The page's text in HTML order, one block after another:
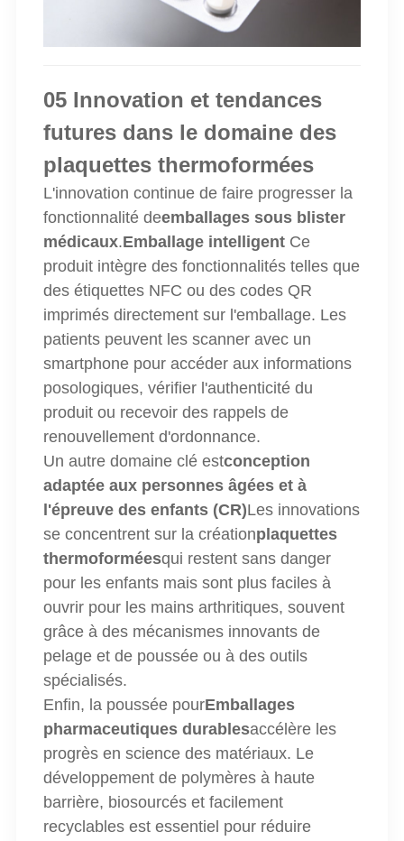
05 Innovation et tendances
futures dans le domaine des
plaquettes thermoformées
L'innovation continue de faire progresser la
fonctionnalité deemballages sous blister
médicaux.Emballage intelligent Ce
produit intègre des fonctionnalités telles que
des étiquettes NFC ou des codes QR
imprimés directement sur l'emballage. Les
patients peuvent les scanner avec un
smartphone pour accéder aux informations
posologiques, vérifier l'authenticité du
produit ou recevoir des rappels de
renouvellement d'ordonnance.
Un autre domaine clé estconception
adaptée aux personnes âgées et à
l'épreuve des enfants (CR)Les innovations
se concentrent sur la créationplaquettes
thermoforméesqui restent sans danger
pour les enfants mais sont plus faciles à
ouvrir pour les mains arthritiques, souvent
grâce à des mécanismes innovants de
pelage et de poussée ou à des outils
spécialisés.
Enfin, la poussée pourEmballages
pharmaceutiques durablesaccélère les
progrès en science des matériaux. Le
développement de polymères à haute
barrière, biosourcés et facilement
recyclables est essentiel pour réduire